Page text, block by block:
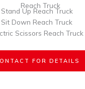
Reach Truck
Stand Up Reach Truck
Sit Down Reach Truck
Scissors Reach Truck
FOR DETAILS